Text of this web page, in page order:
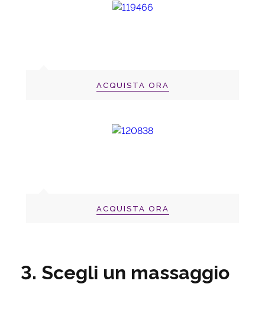
ACQUISTA ORA
ACQUISTA ORA
3. Scegli un massaggio